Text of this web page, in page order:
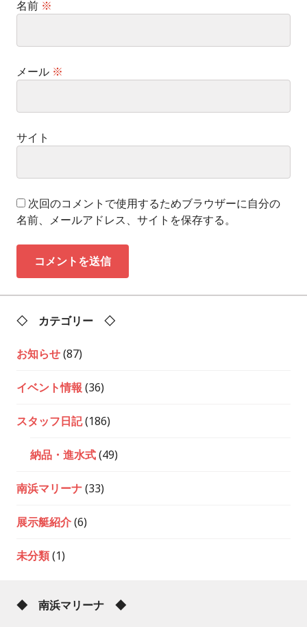
名前 ※
メール ※
サイト
次回のコメントで使用するためブラウザーに自分の
名前、メールアドレス、サイトを保存する。
◇ カテゴリー ◇
お知らせ(87)
イベント情報 (36)
スタッフ日記(186)
納品・進水式(49)
南浜マリーナ(33)
展示艇紹介(6)
未分類(1)
◆ 南浜マリーナ ◆